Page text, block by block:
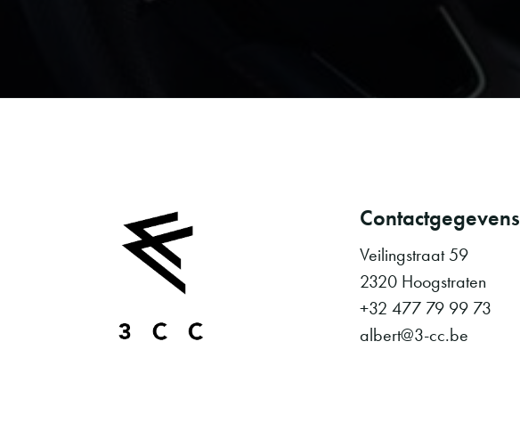
Contactgegevens
Veilingstraat 59
2320 Hoogstraten
+32 477 79 99 73
albert@3-cc.be